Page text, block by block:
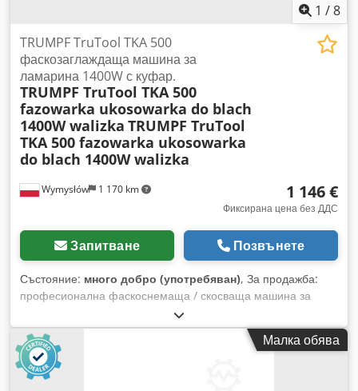
1 /8
Wymysłów 1 170 km
TRUMPF TruTool TKA 500
фаскозаглаждаща машина за
ламарина 1400W с куфар.
TRUMPF TruTool TKA 500
fazowarka ukosowarka do blach
1400W walizka TRUMPF TruTool
TKA 500 fazowarka ukosowarka
do blach 1400W walizka
1 146 €
Фиксирана цена без ДДС
Запитване Позвънете
Състояние: много добро (употребяван), За продажба:
професионална фаскоснемаща / скосваща машина за
ламарина TRUMPF TruTool TKA 500 (1A1). Машината е
предназначена за подготовка на фаски за заваряване и
обработка на ръбове на стоманени листове. Състояние –
използвана, технически изправна, с нормални следи от
употреба, видими на снимките. Професионално
Малка обява